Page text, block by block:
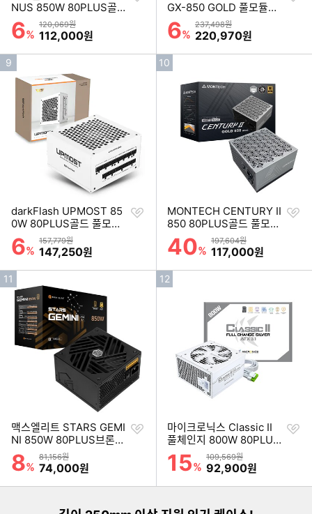
NUS 850W 80PLUS골드
풀모듈러 ATX3.1
할인률
6%
상품금액
120,069원
할인금액
112,000원
GX-850 GOLD 풀모듈러
ATX3.1
할인률
6%
상품금액
237,498원
할인금액
220,970원
인
9
darkFlash UPMOST 85
0W 80PLUS골드 풀모듈
러 화이트
할인률
6%
상품금액
157,779원
할인금액
147,250원
찜
인
10
MONTECH CENTURY II
850 80PLUS골드 풀모듈
러 ATX3.1
할인률
40%
상품금액
197,604원
할인금액
117,000원
찜
인
11
맥스엘리트 STARS GEMI
NI 850W 80PLUS브론즈
ATX3.1
할인률
8%
상품금액
81,156원
할인금액
74,000원
찜
인
12
마이크로닉스 Classic II
풀체인지 800W 80PLUS
실버 ATX3.1 화이트
할인률
15%
상품금액
109,569원
할인금액
92,900원
찜